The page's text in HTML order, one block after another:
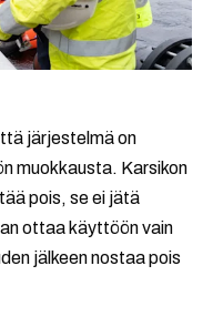
järjestelmä on
muokkausta. Karsikon
pois, se ei jätä
ottaa käyttöön vain
jälkeen nostaa pois